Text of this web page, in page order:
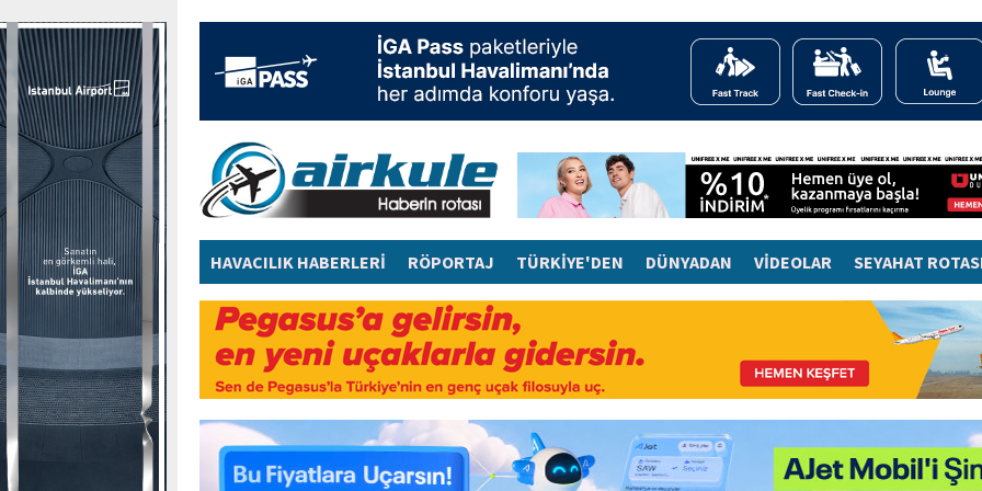
HAVACILIK HABERLERİ RÖPORTAJ TÜRKİYE'DEN DÜNYADAN VİDEOLAR SEYAHAT